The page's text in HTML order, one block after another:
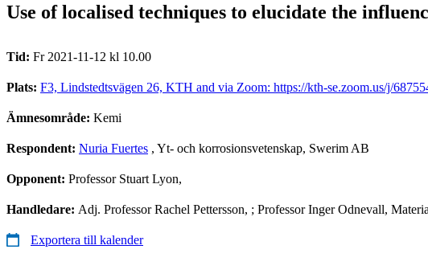
Use of localised techniques to elucidate the
Tid: Fr 2021-11-12 kl 10.00
Plats: F3, Lindstedtsvägen 26, KTH and via Zoom: https://kth-se.zoom.us/j/
Ämnesområde: Kemi
Respondent: Nuria Fuertes , Yt- och korrosionsvetenskap, Swerim AB
Opponent: Professor Stuart Lyon,
Handledare: Adj. Professor Rachel Pettersson, ; Professor Inger Odnevall,
Exportera till kalender